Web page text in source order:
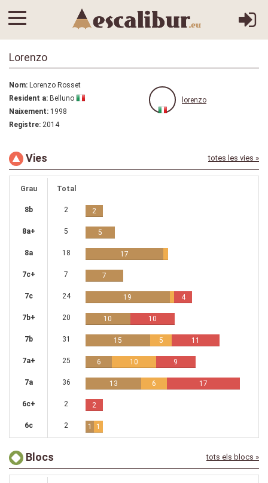
Lorenzo
Nom: Lorenzo Rosset
Resident a: Belluno
Naixement: 1998
Registre: 2014
lorenzo
Vies totes les vies »
Grau Total
8b 2 2
8a+ 5 5
8a 18 17
7c+ 7 7
7c 24 19 4
7b+ 20 10 10
7b 31 15 5 11
7a+ 25 6 10 9
7a 36 13 6 17
6c+ 2 2
6c 2 1 1
Blocs tots els blocs »